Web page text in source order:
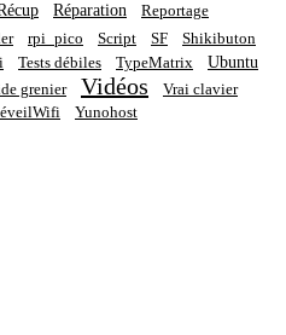
Réparation Reportage
rpi_pico Script SF
Shikibuton
Tests débiles TypeMatrix Ubuntu
grenier Vidéos
Vrai clavier
Yunohost